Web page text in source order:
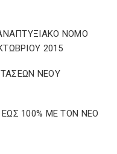
ΝΟΜΟ
2015
ΝΕΟΥ
100% ΜΕ ΤΟΝ ΝΕΟ